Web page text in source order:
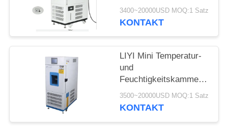
und
3400~20000USD MOQ:1 Satz
KONTAKT
LIYI Mini Temperatur-
und
Feuchtigkeitskammer
304 Edelstahl außen
3500~20000USD MOQ:1 Satz
KONTAKT